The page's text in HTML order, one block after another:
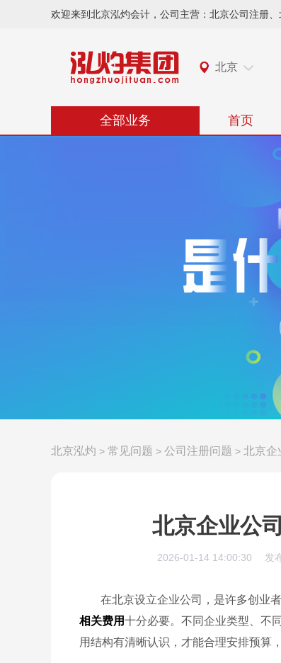
欢迎来到北京泓灼会计，公司主营：北京公司注册
北京
全部业务 首页
北京泓灼 > 常见问题 > 公司注册问题 > 北京企
北京企业公
2026-01-14 14:00:30 发
在北京设立企业公司，是许多创业
相关费用十分必要。不同企业类型、不
用结构有清晰认识，才能合理安排预算